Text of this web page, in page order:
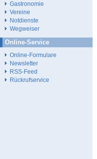
Gastronomie
Vereine
Notdienste
Wegweiser
Online-Service
Online-Formulare
Newsletter
RSS-Feed
Rückrufservice